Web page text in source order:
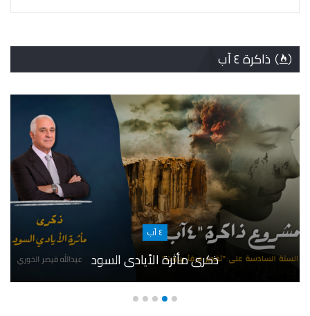
ذاكرة ٤ آب
٤ آب
ذكرى مأثرة الأيادي السود